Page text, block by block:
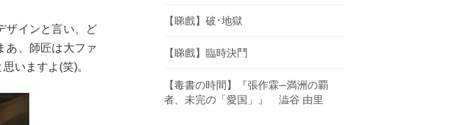
ザインと言い、ど
あ、師匠は大ファ
いますよ(笑)。
【睇戲】破･地獄
【睇戲】臨時決鬥
【毒書の時間】『張作霖─満洲の覇
者、未完の「愛国」』 澁谷 由里